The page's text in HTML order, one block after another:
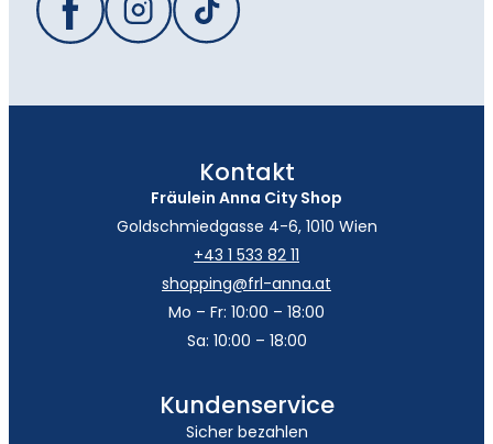
Kontakt
Fräulein Anna City Shop
Goldschmiedgasse 4-6, 1010 Wien
+43 1 533 82 11
shopping@frl-anna.at
Mo – Fr: 10:00 – 18:00
Sa: 10:00 – 18:00
Kundenservice
Sicher bezahlen